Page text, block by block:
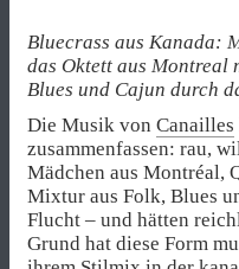
Bluecrass aus Kanada:
das Oktett aus Montreal
Blues und Cajun durch
Die Musik von Canailles
zusammenfassen: rau,
Mädchen aus Montréal,
Mixtur aus Folk, Blues
Flucht – und hätten
Grund hat diese Form